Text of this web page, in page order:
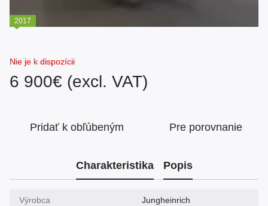
2017
Nie je k dispozícii
6 900€ (excl. VAT)
Pridať k obľúbeným Pre porovnanie
Charakteristika Popis
Výrobca Jungheinrich